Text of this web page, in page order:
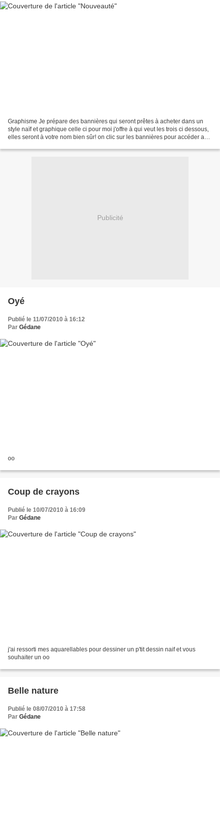
Graphisme Je prépare des bannières qui seront prêtes à acheter dans un
style naïf et graphique celle ci pour moi j'offre à qui veut les trois ci dessous,
elles seront à votre nom bien sûr! on clic sur les bannières pour accéder aux
Publicité
Oyé
Publié le 11/07/2010 à 16:12
Par Gédane
oo
Coup de crayons
Publié le 10/07/2010 à 16:09
Par Gédane
j'ai ressorti mes aquarellables pour dessiner un p'tit dessin naif et vous
souhaiter un oo
Belle nature
Publié le 08/07/2010 à 17:58
Par Gédane